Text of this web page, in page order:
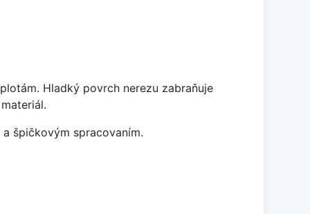
Hladký povrch nerezu zabraňuje
špičkovým spracovaním.